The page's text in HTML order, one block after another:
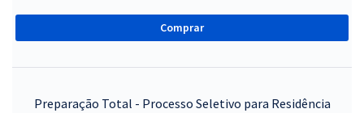
Comprar
Preparação Total - Processo Seletivo para Residência